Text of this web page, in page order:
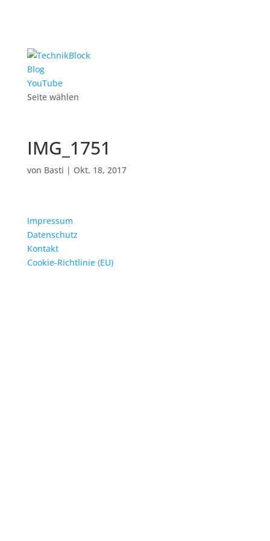
Blog
YouTube
Seite wählen
IMG_1751
von Basti | Okt. 18, 2017
Impressum
Datenschutz
Kontakt
Cookie-Richtlinie (EU)